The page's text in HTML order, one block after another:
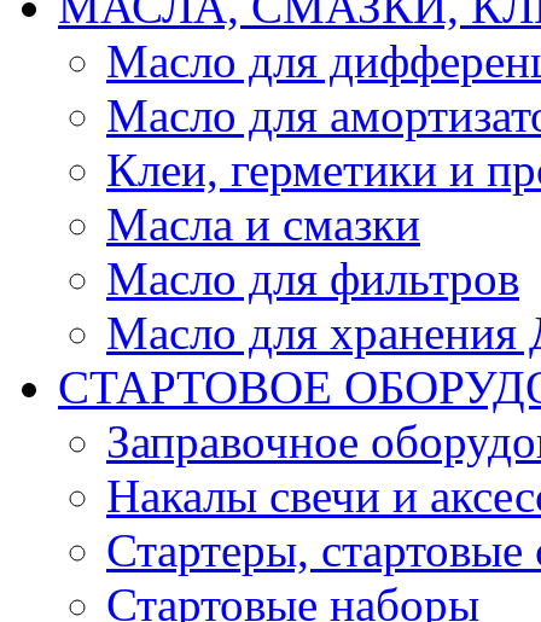
Масло для
Масло для
Клеи, герметики и
Масла и смазки
Масло для фильтров
Масло для
СТАРТОВОЕ
Заправочное
Накалы свечи и
Стартеры, стартовые
Стартовые наборы